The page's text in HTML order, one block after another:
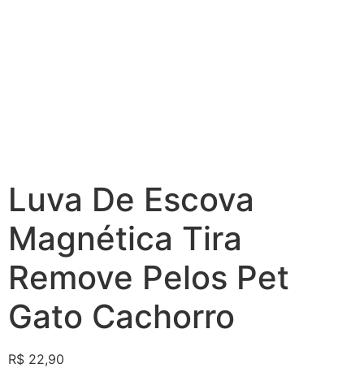
Luva De Escova
Magnética Tira
Remove Pelos Pet
Gato Cachorro
R$ 22,90